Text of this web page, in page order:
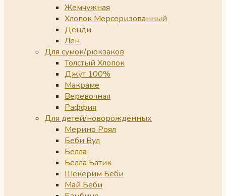
Жемчужная
Хлопок Мерсеризованный
Денди
Лён
Для сумок/рюкзаков
Толстый Хлопок
Джут 100%
Макраме
Веревочная
Раффия
Для детей/новорожденных
Мерино Роял
Беби Вул
Белла
Белла Батик
Шекерим Беби
Май Беби